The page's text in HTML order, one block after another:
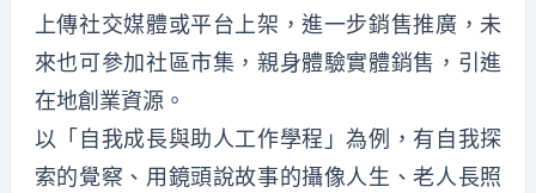
上傳社交媒體或平台上架，進一步銷售推廣，未
來也可參加社區市集，親身體驗實體銷售，引進
在地創業資源。
以「自我成長與助人工作學程」為例，有自我探
索的覺察、用鏡頭說故事的攝像人生、老人長照